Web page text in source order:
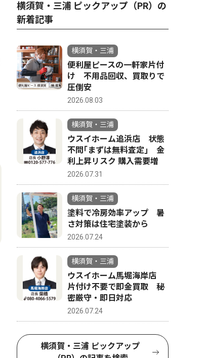
横須賀・三浦 ピックアップ（PR）の
新着記事
横須賀・三浦
便利屋ピースの一軒家片付
け 不用品回収、買取りで
圧倒安
2026.08.03
横須賀・三浦
ウスイホーム追浜店 状態
不問｢まずは無料査定｣ 金
利上昇リスク 購入需要増
2026.07.31
横須賀・三浦
塗料で冷房効率アップ 暑
さ対策は住宅塗装から
2026.07.24
横須賀・三浦
ウスイホーム馬堀海岸店
片付け不要で即金買取 秘
密厳守・即日対応
2026.07.24
横須賀・三浦 ピックアップ